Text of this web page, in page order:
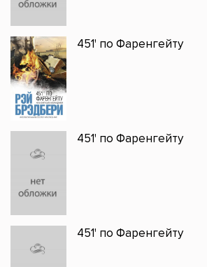
451' по Фаренгейту
451' по Фаренгейту
451' по Фаренгейту